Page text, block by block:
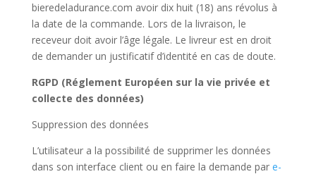
bieredeladurance.com avoir dix huit (18) ans révolus à
la date de la commande. Lors de la livraison, le
receveur doit avoir l’âge légale. Le livreur est en droit
de demander un justificatif d’identité en cas de doute.
RGPD (Réglement Européen sur la vie privée et
collecte des données)
Suppression des données
L’utilisateur a la possibilité de supprimer les données
dans son interface client ou en faire la demande par e-